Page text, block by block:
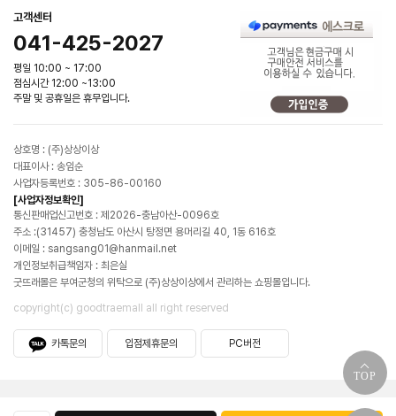
고객센터
041-425-2027
평일 10:00 ~ 17:00
점심시간 12:00 ~13:00
주말 및 공휴일은 휴무입니다.
상호명 : (주)상상이상
대표이사 : 송임순
사업자등록번호 : 305-86-00160
[사업자정보확인]
통신판매업신고번호 : 제2026-충남아산-0096호
주소 :(31457) 충청남도 아산시 탕정면 용머리길 40, 1동 616호
이메일 : sangsang01@hanmail.net
개인정보취급책임자 : 최은실
굿뜨래몰은 부여군청의 위탁으로 (주)상상이상에서 관리하는 쇼핑몰입니다.
copyright(c) goodtraemall all right reserved
카톡문의 입점제휴문의 PC버전
TOP